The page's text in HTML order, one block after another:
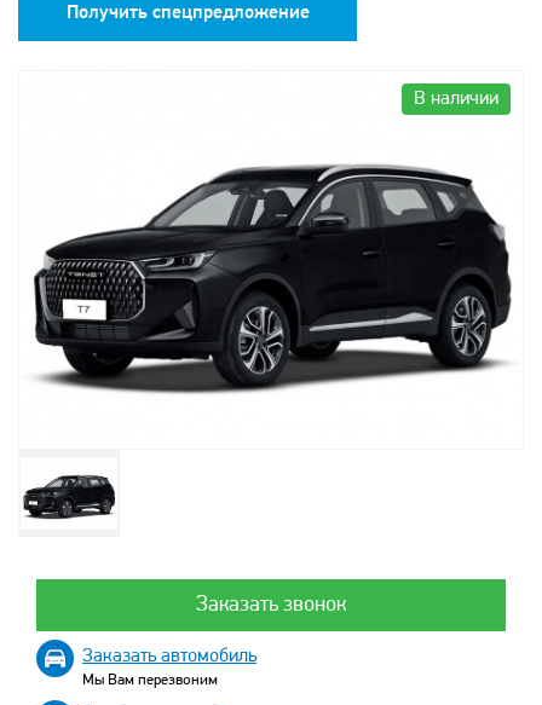
Получить спецпредложение
В наличии
Заказать звонок
Заказать автомобиль
Мы Вам перезвоним